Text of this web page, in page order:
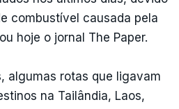
combustível causada pela
hoje o jornal The Paper.
algumas rotas que ligavam
na Tailândia, Laos,